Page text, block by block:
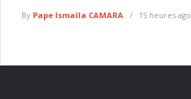
By Pape Ismaïla CAMARA 15 heures ago